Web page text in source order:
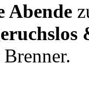
Abende